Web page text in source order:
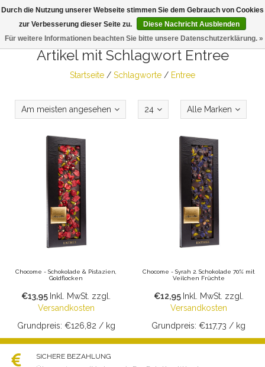
Artikel mit Schlagwort Entree
Startseite / Schlagworte / Entree
Am meisten angesehen 24 Alle Marken
Chocome - Schokolade & Pistazien,
Goldflocken
€13,95 Inkl. MwSt. zzgl.
Versandkosten
Grundpreis: €126,82 / kg
Chocome - Syrah 2. Schokolade 70% mit
Veilchen Früchte
€12,95 Inkl. MwSt. zzgl.
Versandkosten
Grundpreis: €117,73 / kg
SICHERE BEZAHLUNG
Durch die Nutzung unserer Webseite stimmen Sie dem Gebrauch von Cookies
zur Verbesserung dieser Seite zu.
Diese Nachricht Ausblenden
Für weitere Informationen beachten Sie bitte unsere Datenschutzerklärung. »